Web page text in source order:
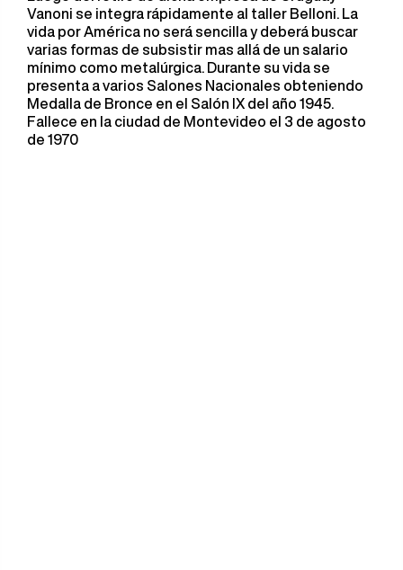
Vanoni se integra rápidamente al taller Belloni. La
vida por América no será sencilla y deberá buscar
varias formas de subsistir mas allá de un salario
mínimo como metalúrgica. Durante su vida se
presenta a varios Salones Nacionales obteniendo
Medalla de Bronce en el Salón IX del año 1945.
Fallece en la ciudad de Montevideo el 3 de agosto
de 1970